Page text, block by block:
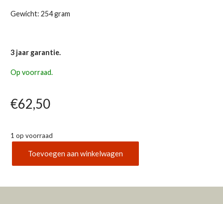
Gewicht: 254 gram
3 jaar garantie.
Op voorraad.
€62,50
1 op voorraad
Toevoegen aan winkelwagen